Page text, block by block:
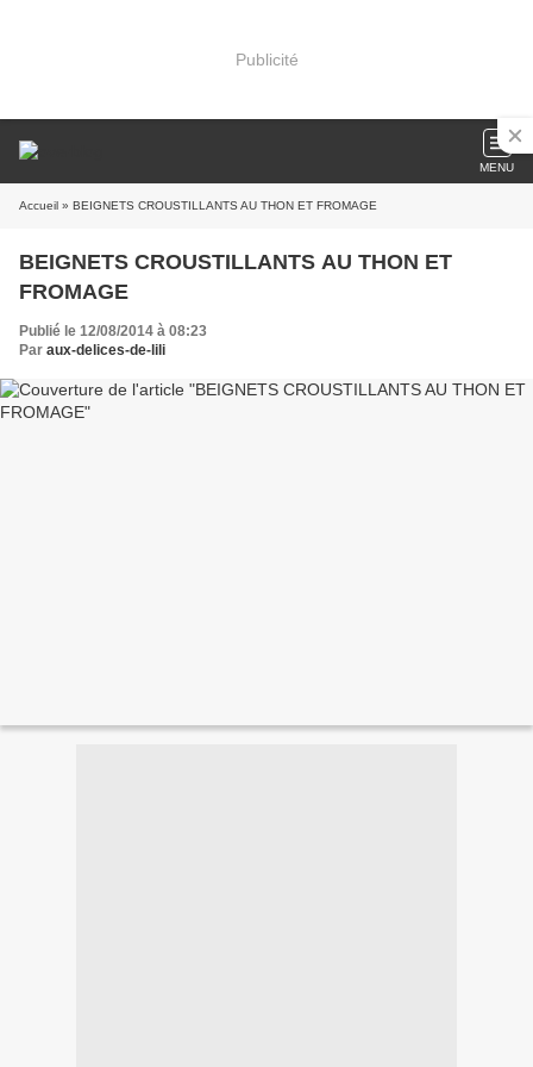
Publicité
MENU
Accueil » BEIGNETS CROUSTILLANTS AU THON ET FROMAGE
BEIGNETS CROUSTILLANTS AU THON ET
FROMAGE
Publié le 12/08/2014 à 08:23
Par aux-delices-de-lili